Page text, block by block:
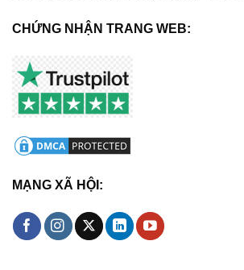
CHỨNG NHẬN TRANG WEB:
MẠNG XÃ HỘI: